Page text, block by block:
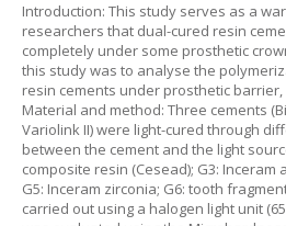
Introduction: This study serves as a
researchers that dual-cured resin
completely under some prosthetic
this study was to analyse the
resin cements under prosthetic
Material and method: Three cements
Variolink II) were light-cured through
between the cement and the light
composite resin (Cesead); G3: Inceram
G5: Inceram zirconia; G6: tooth
carried out using a halogen light unit